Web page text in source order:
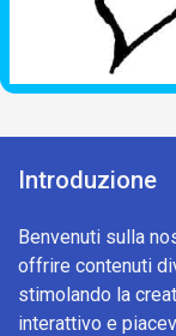
Introduzione
Benvenuti sulla
offrire contenuti
stimolando la
interattivo e